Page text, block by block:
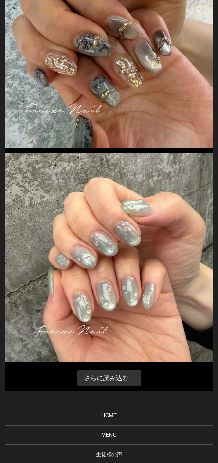
さらに読み込む...
HOME
MENU
生徒様の声